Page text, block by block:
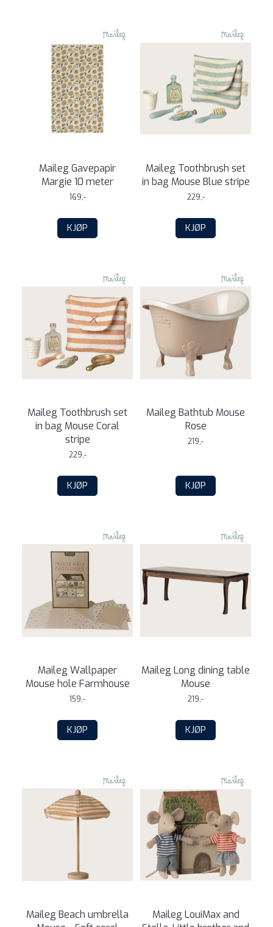
Maileg Gavepapir
Margie 10 meter
169,-
KJØP
Maileg Toothbrush set
in bag Mouse Blue stripe
229,-
KJØP
Maileg Toothbrush set
in bag Mouse Coral
stripe
229,-
KJØP
Maileg Bathtub Mouse
Rose
219,-
KJØP
Maileg Wallpaper
Mouse hole Farmhouse
159,-
KJØP
Maileg Long dining table
Mouse
219,-
KJØP
Maileg Beach umbrella
Maileg LouiMax and